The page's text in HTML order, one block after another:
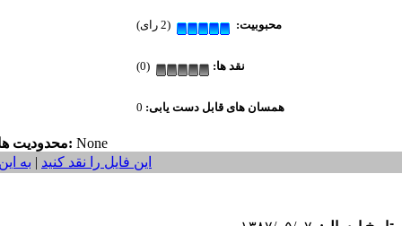
محبوبیت: (2 رای)
نقد ها: (0)
همسان های قابل دست یابی:
محدودیت ها: None
این فایل را نقد کنید | به